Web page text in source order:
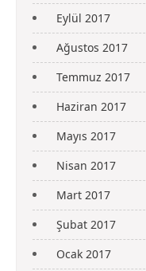
Eylül 2017
Ağustos 2017
Temmuz 2017
Haziran 2017
Mayıs 2017
Nisan 2017
Mart 2017
Şubat 2017
Ocak 2017